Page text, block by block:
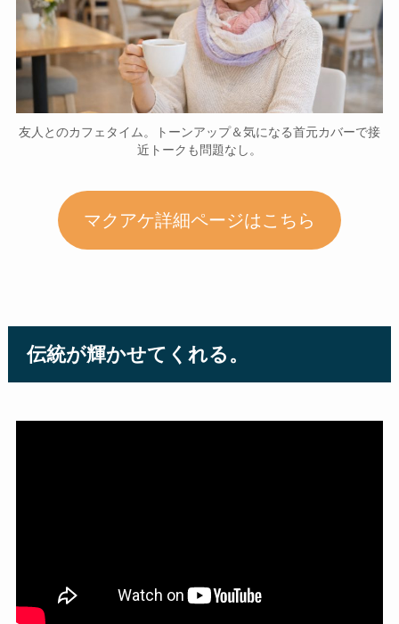
友人とのカフェタイム。トーンアップ＆気になる首元カバーで接
近トークも問題なし。
マクアケ詳細ページはこちら
伝統が輝かせてくれる。